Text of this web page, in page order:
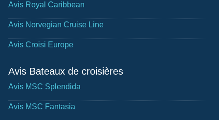
Avis Royal Caribbean
Avis Norvegian Cruise Line
Avis Croisi Europe
Avis Bateaux de croisières
Avis MSC Splendida
Avis MSC Fantasia